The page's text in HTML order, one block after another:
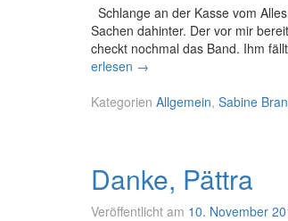
Schlange an der Kasse vom
Sachen dahinter. Der vor mir
checkt nochmal das Band. Ihm
erlesen A
l
u
t
?
→
Kategorien Allgemein, Sabine
Danke, Pättra
Veröffentlicht am 10. November